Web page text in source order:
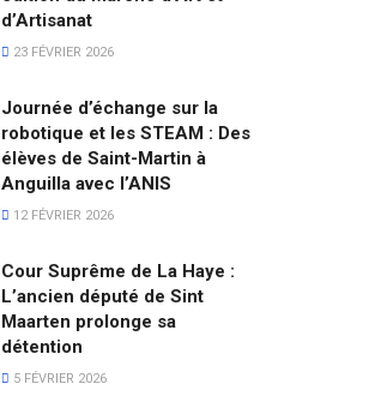
d’Artisanat
23 FÉVRIER 2026
Journée d’échange sur la
robotique et les STEAM : Des
élèves de Saint-Martin à
Anguilla avec l’ANIS
12 FÉVRIER 2026
Cour Suprême de La Haye :
L’ancien député de Sint
Maarten prolonge sa
détention
5 FÉVRIER 2026